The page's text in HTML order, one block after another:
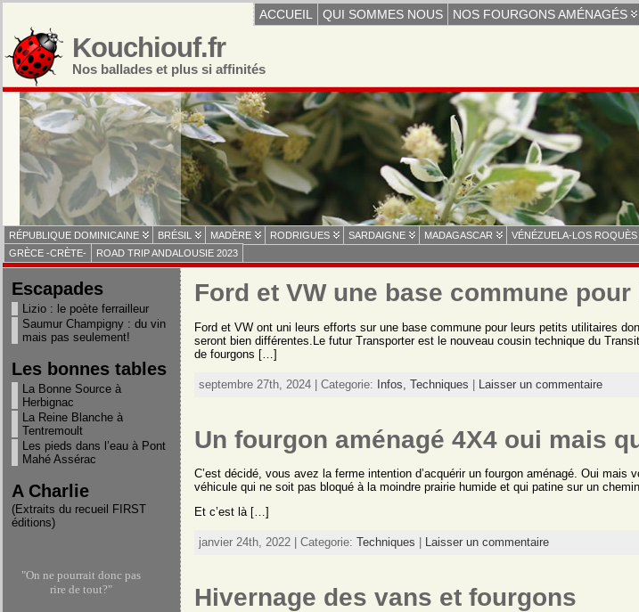
ACCUEIL QUI SOMMES NOUS NOS FOURGONS AMÉNAGÉS
Kouchiouf.fr
Nos ballades et plus si affinités
RÉPUBLIQUE DOMINICAINE BRÉSIL MADÈRE RODRIGUES SARDAIGNE MADAGASCAR VÉNÉZUELA-LOS ROQUÈS
GRÈCE -CRÈTE-
ROAD TRIP ANDALOUSIE 2023
Escapades
Lizio : le poète ferrailleur
Saumur Champigny : du vin
mais pas seulement!
Les bonnes tables
La Bonne Source à
Herbignac
La Reine Blanche à
Tentremoult
Les pieds dans l’eau à Pont
Mahé Assérac
A Charlie
(Extraits du recueil FIRST
éditions)
"On ne pourrait donc pas
rire de tout?"
Ford et VW une base commune
Ford et VW ont uni leurs efforts sur une base commune pour leurs petits utilitaires
seront bien différentes.Le futur Transporter est le nouveau cousin technique du
de fourgons […]
septembre 27th, 2024 | Categorie: Infos, Techniques | Laisser un commentaire
Un fourgon aménagé 4X4 oui mais
C’est décidé, vous avez la ferme intention d’acquérir un fourgon aménagé. Oui
véhicule qui ne soit pas bloqué à la moindre prairie humide et qui patine sur un
Et c’est là […]
janvier 24th, 2022 | Categorie: Techniques Laisser un commentaire
Hivernage des vans et fourgons